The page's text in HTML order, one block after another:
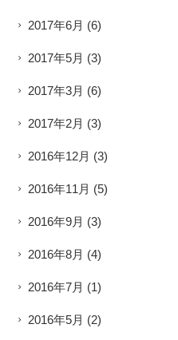
2017年6月 (6)
2017年5月 (3)
2017年3月 (6)
2017年2月 (3)
2016年12月 (3)
2016年11月 (5)
2016年9月 (3)
2016年8月 (4)
2016年7月 (1)
2016年5月 (2)